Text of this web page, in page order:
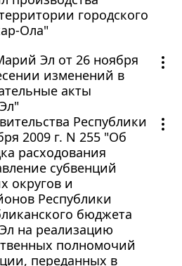
городского
Ола"
Эл от 26 ноября
изменений в
акты
Республики
2009 г. N 255 "Об
расходования
субвенций
округов и
Республики
бюджета
на реализацию
полномочий
переданных в